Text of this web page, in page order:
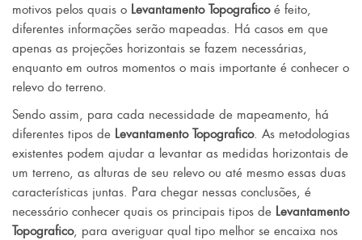
motivos pelos quais o Levantamento Topograficoé feito,
diferentes informações serão mapeadas. Há casos em que
apenas as projeções horizontais se fazem necessárias,
enquanto em outros momentos o mais importante é conhecer o
relevo do terreno.
Sendo assim, para cada necessidade de mapeamento, há
diferentes tipos de Levantamento Topografico. As metodologias
existentes podem ajudar a levantar as medidas horizontais de
um terreno, as alturas de seu relevo ou até mesmo essas duas
características juntas. Para chegar nessas conclusões, é
necessário conhecer quais os principais tipos de Levantamento
Topografico, para averiguar qual tipo melhor se encaixa nos